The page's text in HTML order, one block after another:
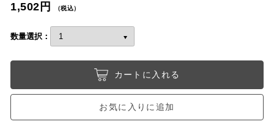
1,502円 （税込）
数量選択：
カートに入れる
お気に入りに追加